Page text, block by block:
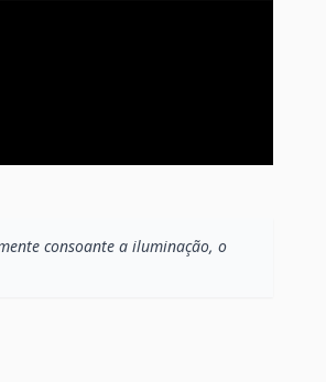
consoante a iluminação, o